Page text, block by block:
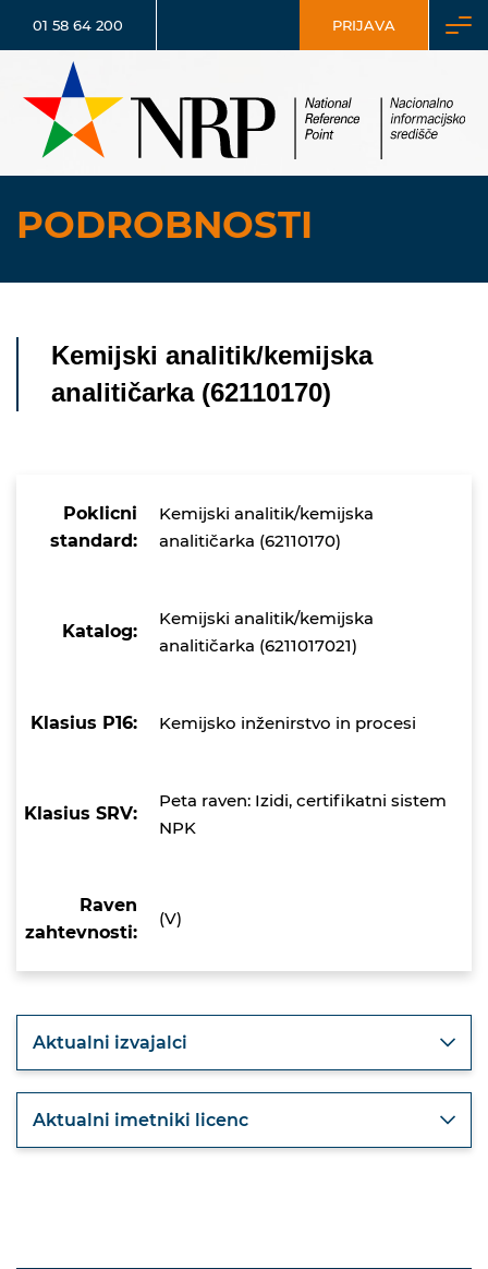
01 58 64 200 PRIJAVA
PODROBNOSTI
Kemijski analitik/kemijska
analitičarka (62110170)
Poklicni
standard:
Kemijski analitik/kemijska
analitičarka (62110170)
Katalog:
Kemijski analitik/kemijska
analitičarka (6211017021)
Klasius P16: Kemijsko inženirstvo in procesi
Klasius SRV:
Peta raven: Izidi, certifikatni sistem
NPK
Raven
zahtevnosti:
(V)
Aktualni izvajalci
Aktualni imetniki licenc